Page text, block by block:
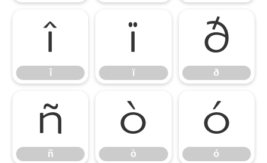
î
î
ï
ï
ð
ð
ñ
ñ
ò
ò
ó
ó